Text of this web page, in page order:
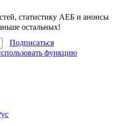
статистику АЕБ и анонсы
остальных!
Подписаться